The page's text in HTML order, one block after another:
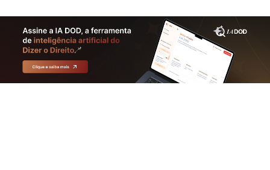
JURISPRUDÊNCIA COMENTADA
INFORMATIVOS COMENTADOS